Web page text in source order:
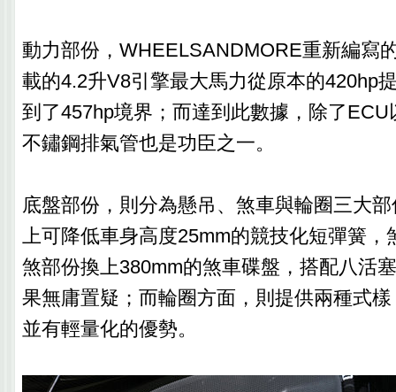
動力部份，WHEELSANDMORE重新編寫
載的4.2升V8引擎最大馬力從原本的420hp
到了457hp境界；而達到此數據，除了
不鏽鋼排氣管也是功臣之一。
底盤部份，則分為懸吊、煞車與輪圈三大
上可降低車身高度25mm的競技化短彈簧，
煞部份換上380mm的煞車碟盤，搭配八活
果無庸置疑；而輪圈方面，則提供兩種式
並有輕量化的優勢。